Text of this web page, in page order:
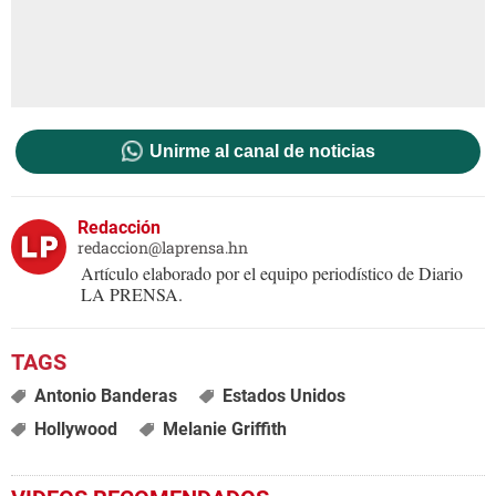
Unirme al canal de noticias
Redacción
redaccion@laprensa.hn
Artículo elaborado por el equipo periodístico de Diario
LA PRENSA.
Antonio Banderas
Estados Unidos
Hollywood
Melanie Griffith